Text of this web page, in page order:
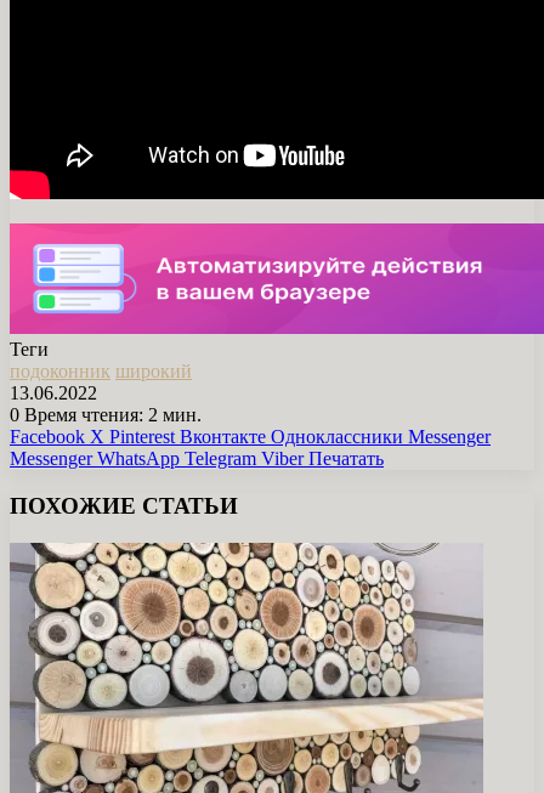
Теги
подоконник широкий
13.06.2022
0 Время чтения: 2 мин.
Facebook X Pinterest Вконтакте Одноклассники Messenger
Messenger WhatsApp Telegram Viber Печатать
ПОХОЖИЕ СТАТЬИ